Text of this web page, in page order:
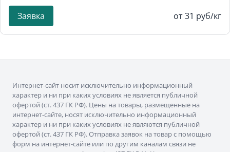
Заявка от 31 руб/кг
Интернет-сайт носит исключительно информационный
характер и ни при каких условиях не является публичной
офертой (ст. 437 ГК РФ). Цены на товары, размещенные на
интернет-сайте, носят исключительно информационный
характер и ни при каких условиях не являются публичной
офертой (ст. 437 ГК РФ). Отправка заявок на товар с помощью
форм на интернет-сайте или по другим каналам связи не